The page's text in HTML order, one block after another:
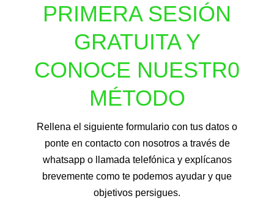
PRIMERA SESIÓN
GRATUITA Y
CONOCE NUESTR0
MÉTODO
Rellena el siguiente formulario con tus datos o
ponte en contacto con nosotros a través de
whatsapp o llamada telefónica y explícanos
brevemente como te podemos ayudar y que
objetivos persigues.